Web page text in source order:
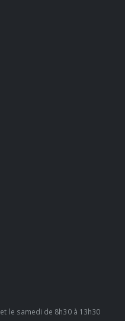
le samedi de 8h30 à 13h30